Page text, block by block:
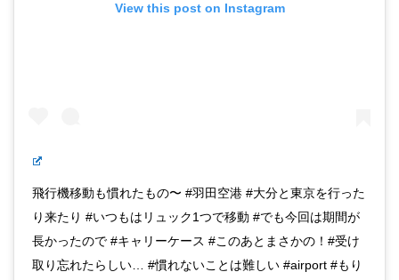
View this post on Instagram
飛行機移動も慣れたもの〜 #羽田空港 #大分と東京を行った
り来たり #いつもはリュック1つで移動 #でも今回は期間が
長かったので #キャリーケース #このあとまさかの！#受け
取り忘れたらしい… #慣れないことは難しい #airport #もり